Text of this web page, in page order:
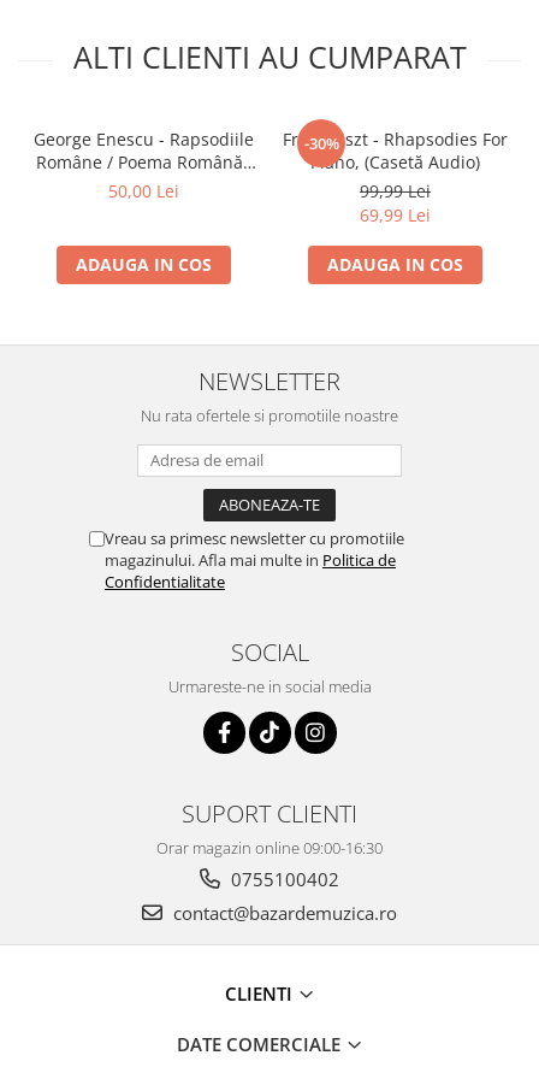
ALTI CLIENTI AU CUMPARAT
George Enescu - Rapsodiile
Române / Poema Română ,
(Casetă Audio)
50,00 Lei
ADAUGA IN COS
-30%
Franz Liszt - Rhapsodies For
Piano, (Casetă Audio)
99,99 Lei
69,99 Lei
ADAUGA IN COS
NEWSLETTER
Nu rata ofertele si promotiile noastre
Vreau sa primesc newsletter cu promotiile
magazinului. Afla mai multe in Politica de
Confidentialitate
SOCIAL
Urmareste-ne in social media
SUPORT CLIENTI
Orar magazin online 09:00-16:30
0755100402
contact@bazardemuzica.ro
CLIENTI
DATE COMERCIALE